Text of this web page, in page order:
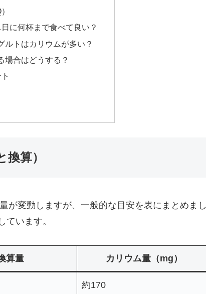
に何杯まで食べて良い？
ルトはカリウムが多い？
場合はどうする？
算）
が変動しますが、一般的な目安を表にまとめまし
います。
算量 カリウム量（mg）
約170